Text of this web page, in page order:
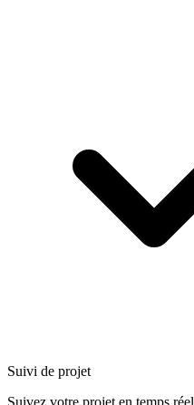
Suivi de projet
Suivez votre projet en temps réel